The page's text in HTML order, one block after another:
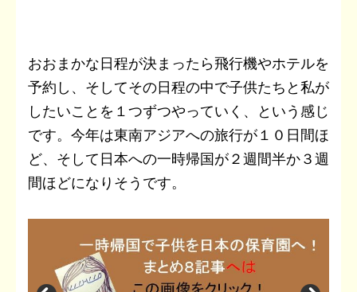
おおまかな日程が決まったら飛行機やホテルを
予約し、そしてその日程の中で子供たちと私が
したいことを１つずつやっていく、という感じ
です。今年は東南アジアへの旅行が１０日間ほ
ど、そして日本への一時帰国が２週間半か３週
間ほどになりそうです。